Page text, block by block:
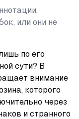
или они не
по его
сути? В
внимание
которого
через
и странного